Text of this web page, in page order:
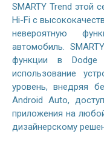
SMARTY Trend этой
Hi-Fi с
невероятную
автомобиль.
функции в Dodge
использование
уровень, внедряя
Android Auto,
приложения на
дизайнерскому